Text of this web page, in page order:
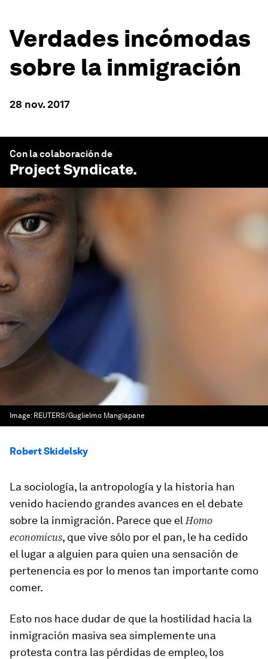
Verdades incómodas
sobre la inmigración
28 nov. 2017
Con la colaboración de
Project Syndicate.
Image: REUTERS/Guglielmo Mangiapane
Robert Skidelsky
La sociología, la antropología y la historia han
venido haciendo grandes avances en el debate
sobre la inmigración. Parece que el Homo
economicus, que vive sólo por el pan, le ha cedido
el lugar a alguien para quien una sensación de
pertenencia es por lo menos tan importante como
comer.
Esto nos hace dudar de que la hostilidad hacia la
inmigración masiva sea simplemente una
protesta contra las pérdidas de empleo, los